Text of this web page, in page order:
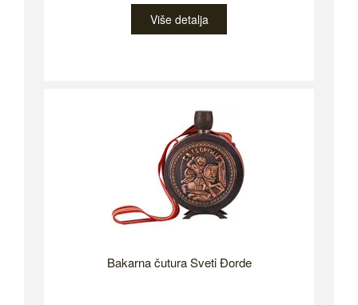
Više detalja
Bakarna čutura Sveti Đorde